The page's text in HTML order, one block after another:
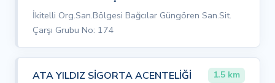
İkitelli Org.San.Bölgesi Bağcılar Güngören San.Sit.
Çarşı Grubu No: 174
ATA YILDIZ SİGORTA ACENTELİĞİ
1.5 km